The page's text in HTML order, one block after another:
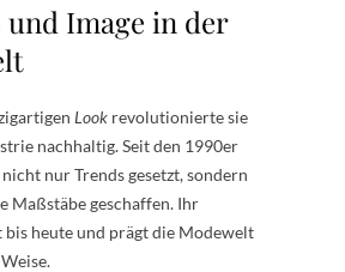
Image in der
Look revolutionierte sie
nachhaltig. Seit den 1990er
nicht nur Trends gesetzt, sondern
Maßstäbe geschaffen. Ihr
bis heute und prägt die Modewelt